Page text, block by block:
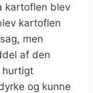
kartoflen blev
kartoflen
men
af den
hurtigt
og kunne